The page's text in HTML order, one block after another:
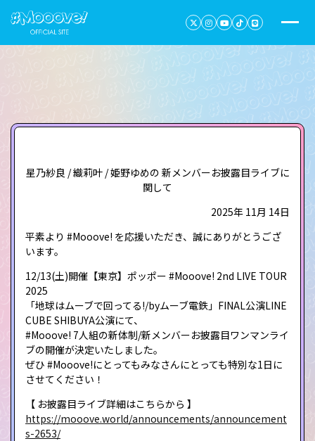
星乃紗良 / 織莉叶 / 姫野ゆめの 新メンバーお披露目ライブに
関して
2025年 11月 14日
平素より #Mooove! を応援いただき、誠にありがとうござ
います。
12/13(土)開催【東京】ポッポー #Mooove! 2nd LIVE TOUR
2025
「地球はムーブで回ってる!/by️ムーブ電鉄」FINAL公演LINE
CUBE SHIBUYA公演にて、
#Mooove! 7人組の新体制/新メンバーお披露目ワンマンライ
ブの開催が決定いたしました。
ぜひ #Mooove!にとってもみなさんにとっても特別な1日に
させてください！
【 お披露目ライブ詳細はこちらから 】
https://mooove.world/announcements/announcement
s-2653/